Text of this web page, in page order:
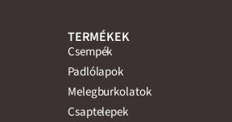
TERMÉKEK
Csempék
Padlólapok
Melegburkolatok
Csaptelepek